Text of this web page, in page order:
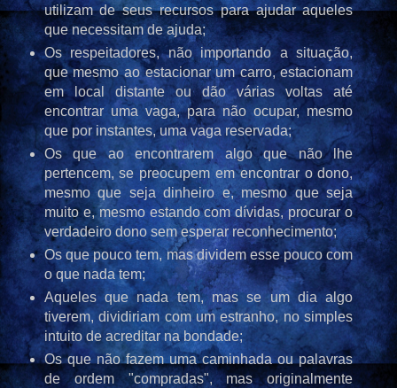
utilizam de seus recursos para ajudar aqueles
que necessitam de ajuda;
Os respeitadores, não importando a situação,
que mesmo ao estacionar um carro, estacionam
em local distante ou dão várias voltas até
encontrar uma vaga, para não ocupar, mesmo
que por instantes, uma vaga reservada;
Os que ao encontrarem algo que não lhe
pertencem, se preocupem em encontrar o dono,
mesmo que seja dinheiro e, mesmo que seja
muito e, mesmo estando com dívidas, procurar o
verdadeiro dono sem esperar reconhecimento;
Os que pouco tem, mas dividem esse pouco com
o que nada tem;
Aqueles que nada tem, mas se um dia algo
tiverem, dividiriam com um estranho, no simples
intuito de acreditar na bondade;
Os que não fazem uma caminhada ou palavras
de ordem "compradas", mas originalmente